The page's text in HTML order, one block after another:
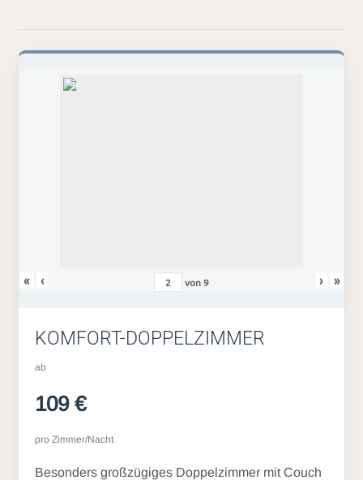
« ‹ von9 › »
KOMFORT-DOPPELZIMMER
ab
109 €
pro Zimmer/Nacht
Besonders großzügiges Doppelzimmer mit Couch